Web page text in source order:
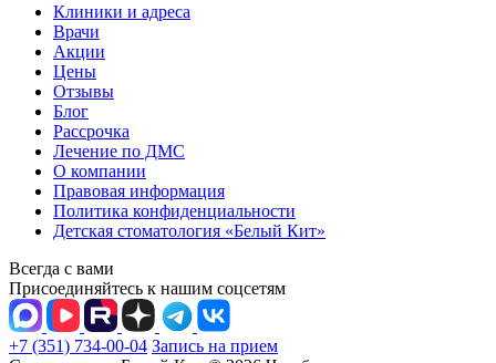
Клиники и адреса
Врачи
Акции
Цены
Отзывы
Блог
Рассрочка
Лечение по ДМС
О компании
Правовая информация
Политика конфиденциальности
Детская стоматология «Белый Кит»
Всегда с вами
Присоединяйтесь к нашим соцсетям
+7 (351) 734-00-04 Запись на прием